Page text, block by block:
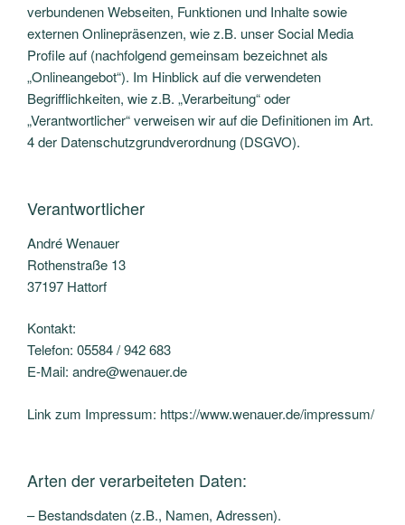
verbundenen Webseiten, Funktionen und Inhalte sowie
externen Onlinepräsenzen, wie z.B. unser Social Media
Profile auf (nachfolgend gemeinsam bezeichnet als
„Onlineangebot“). Im Hinblick auf die verwendeten
Begrifflichkeiten, wie z.B. „Verarbeitung“ oder
„Verantwortlicher“ verweisen wir auf die Definitionen im Art.
4 der Datenschutzgrundverordnung (DSGVO).
Verantwortlicher
André Wenauer
Rothenstraße 13
37197 Hattorf
Kontakt:
Telefon: 05584 / 942 683
E-Mail: andre@wenauer.de
Link zum Impressum: https://www.wenauer.de/impressum/
Arten der verarbeiteten Daten:
– Bestandsdaten (z.B., Namen, Adressen).